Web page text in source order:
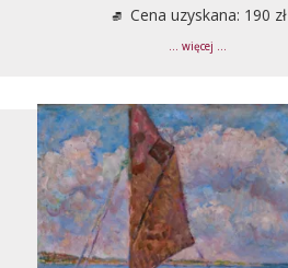
Cena uzyskana: 190 zł
... więcej ...